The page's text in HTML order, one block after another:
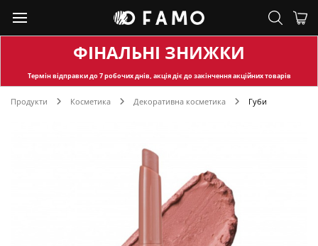
ФІНАЛЬНІ ЗНИЖКИ
Термін відправкидо 7 робочих днів, акція діє до закінчення акційних товарів
Продукти Косметика Декоративна косметика Губи